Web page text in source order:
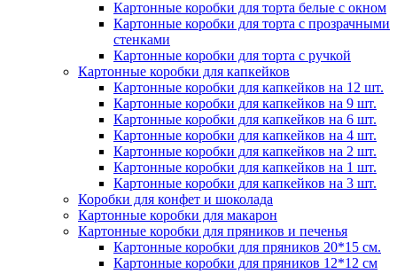
Картонные коробки для торта белые с окном
Картонные коробки для торта с прозрачными
стенками
Картонные коробки для торта с ручкой
Картонные коробки для капкейков
Картонные коробки для капкейков на 12 шт.
Картонные коробки для капкейков на 9 шт.
Картонные коробки для капкейков на 6 шт.
Картонные коробки для капкейков на 4 шт.
Картонные коробки для капкейков на 2 шт.
Картонные коробки для капкейков на 1 шт.
Картонные коробки для капкейков на 3 шт.
Коробки для конфет и шоколада
Картонные коробки для макарон
Картонные коробки для пряников и печенья
Картонные коробки для пряников 20*15 см.
Картонные коробки для пряников 12*12 см